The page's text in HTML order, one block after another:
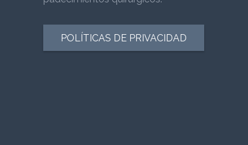
POLÍTICAS DE PRIVACIDAD